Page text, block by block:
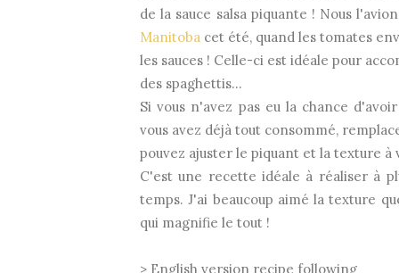
de la sauce salsa piquante ! Nous
Manitoba cet été, quand les tomates
les sauces ! Celle-ci est idéale pour
des spaghettis...
Si vous n'avez pas eu la chance
vous avez déjà tout consommé,
pouvez ajuster le piquant et la texture à
C'est une recette idéale à réaliser à
temps. J'ai beaucoup aimé la texture
qui magnifie le tout !
> English version recipe following